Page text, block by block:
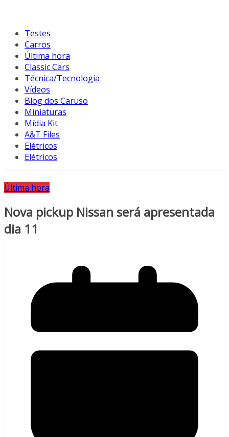
Testes
Carros
Última hora
Classic Cars
Técnica/Tecnologia
Vídeos
Blog dos Caruso
Miniaturas
Mídia Kit
A&T Files
Elétricos
Elétricos
Última hora
Nova pickup Nissan será apresentada
dia 11